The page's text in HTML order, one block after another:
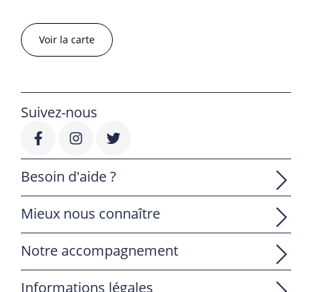
Voir la carte
Suivez-nous
Besoin d'aide ?
Mieux nous connaître
Notre accompagnement
Informations légales